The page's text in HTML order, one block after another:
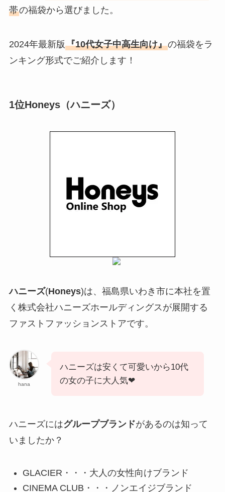
帯の福袋から選びました。
2024年最新版『10代女子中高生向け』の福袋をラ
ンキング形式でご紹介します！
1位Honeys（ハニーズ）
ハニーズ(Honeys)は、福島県いわき市に本社を置
く株式会社ハニーズホールディングスが展開する
ファストファッションストアです。
hana
ハニーズは安くて可愛いから10代
の女の子に大人気❤︎
ハニーズにはグループブランドがあるのは知って
いましたか？
GLACIER・・・大人の女性向けブランド
CINEMA CLUB・・・ノンエイジブランド